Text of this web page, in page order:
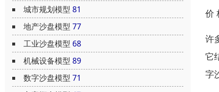
城市规划模型 81
地产沙盘模型 77
工业沙盘模型 68
机械设备模型 89
数字沙盘模型 71
价
许
它
字